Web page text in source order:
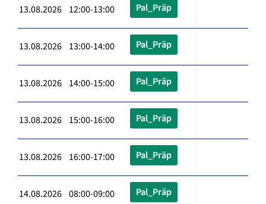
13.08.2026 12:00-13:00 Pal_Präp
13.08.2026 13:00-14:00 Pal_Präp
13.08.2026 14:00-15:00 Pal_Präp
13.08.2026 15:00-16:00 Pal_Präp
13.08.2026 16:00-17:00 Pal_Präp
14.08.2026 08:00-09:00 Pal_Präp